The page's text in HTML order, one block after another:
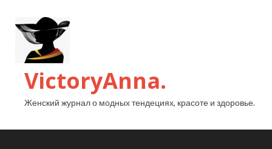
VictoryAnna.
Женский журнал о модных тендециях, красоте и здоровье.